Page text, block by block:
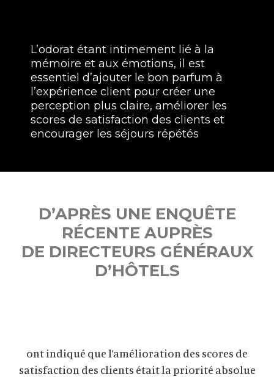
L’odorat étant intimement lié à la
mémoire et aux émotions, il est
essentiel d’ajouter le bon parfum à
l’expérience client pour créer une
perception plus claire, améliorer les
scores de satisfaction des clients et
encourager les séjours répétés
D’APRÈS UNE ENQUÊTE
RÉCENTE AUPRÈS
DE DIRECTEURS GÉNÉRAUX
D’HÔTELS
ont indiqué que l’amélioration des scores de
satisfaction des clients était la priorité absolue